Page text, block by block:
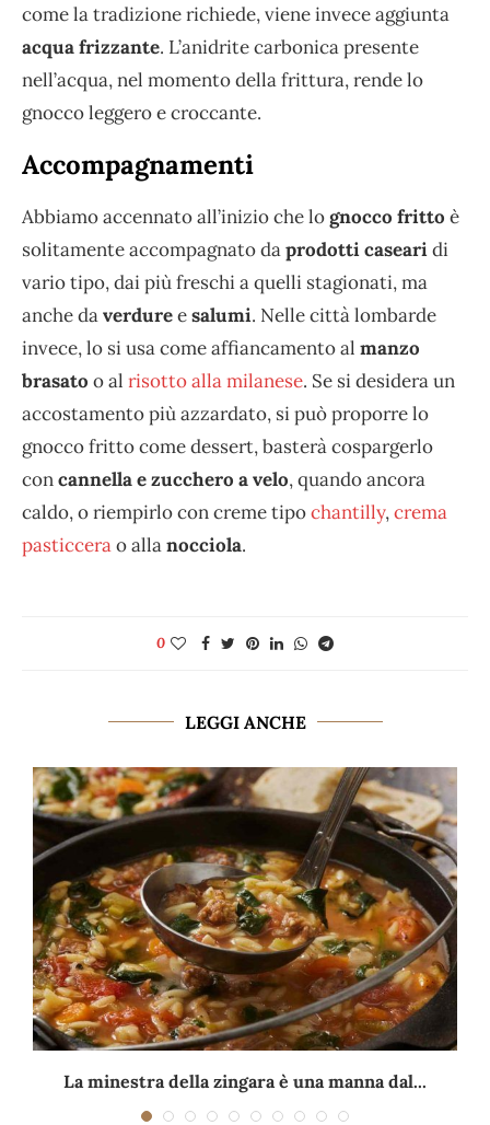
come la tradizione richiede, viene invece aggiunta
acqua frizzante. L’anidrite carbonica presente
nell’acqua, nel momento della frittura, rende lo
gnocco leggero e croccante.
Accompagnamenti
Abbiamo accennato all’inizio che lognocco fritto è
solitamente accompagnato daprodotti casearidi
vario tipo, dai più freschi a quelli stagionati, ma
anche daverdureesalumi. Nelle città lombarde
invece, lo si usa come affiancamento al manzo
brasato o al risotto alla milanese. Se si desidera un
accostamento più azzardato, si può proporre lo
gnocco fritto come dessert, basterà cospargerlo
concannella e zucchero a velo, quando ancora
caldo, o riempirlo con creme tipochantilly,crema
pasticcerao allanocciola.
0
LEGGI ANCHE
La minestra della zingara è una manna dal...